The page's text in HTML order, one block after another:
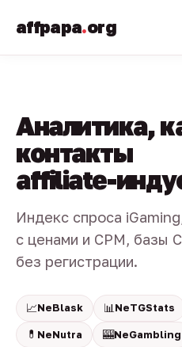
affpapa.org
Аналитика,
контакты
affiliate-
Индекс спроса
с ценами и CPM, базы
без регистрации.
📈NeBlask 📊 NeTGStats
💊 NeNutra 🎰NeGambling